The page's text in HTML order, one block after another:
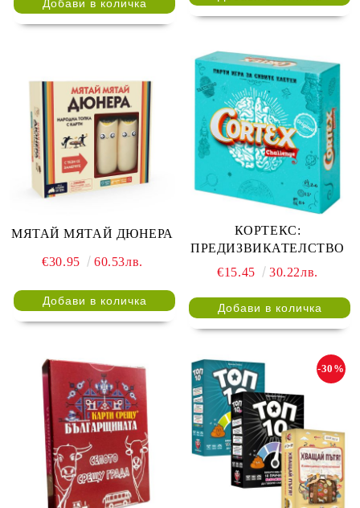
МЯТАЙ МЯТАЙ ДЮНЕРА
€30.95 60.53лв.
КОРТЕКС:
ПРЕДИЗВИКАТЕЛСТВО
€15.45
30.22лв.
-30%